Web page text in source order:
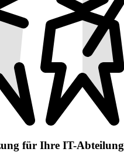
für Ihre IT-Abteilung